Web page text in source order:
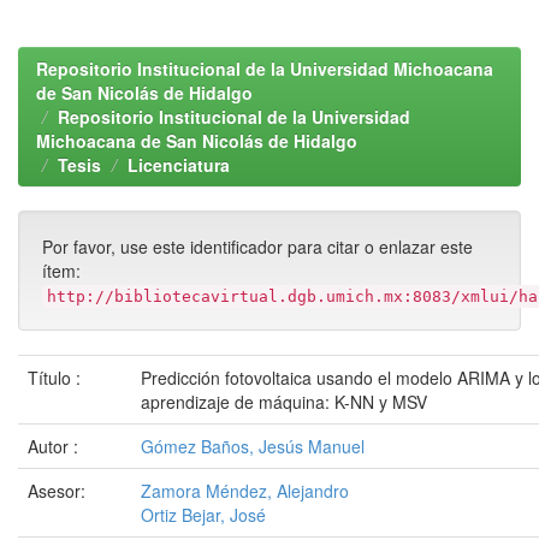
Repositorio Institucional de la Universidad Michoacana
de San Nicolás de Hidalgo
Repositorio Institucional de la Universidad
Michoacana de San Nicolás de Hidalgo
Tesis
Licenciatura
Por favor, use este identificador para citar o enlazar este
ítem:
http://bibliotecavirtual.dgb.umich.mx:8083/xmlui/
Título :
Predicción fotovoltaica usando el modelo ARIMA y
aprendizaje de máquina: K-NN y MSV
Autor :
Gómez Baños, Jesús Manuel
Asesor:
Zamora Méndez, Alejandro
Ortiz Bejar, José